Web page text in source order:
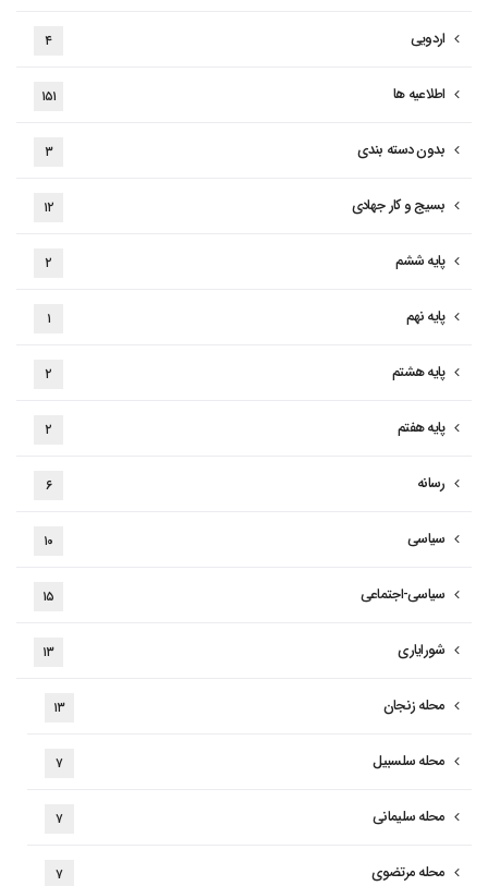
اردویی ۴
اطلاعیه ها ۱۵۱
بدون دسته بندی ۳
بسیج و کار جهادی ۱۲
پایه ششم ۲
پایه نهم ۱
پایه هشتم ۲
پایه هفتم ۲
رسانه ۶
سیاسی ۱۰
سیاسی-اجتماعی ۱۵
شورایاری ۱۳
محله زنجان ۱۳
محله سلسبیل ۷
محله سلیمانی ۷
محله مرتضوی ۷